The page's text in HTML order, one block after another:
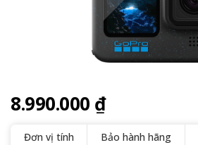
8.990.000 ₫
Đơn vị tính
Bảo hành hãng